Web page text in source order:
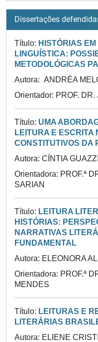
Dissertações
Título: HISTÓRIAS
LINGUÍSTICA:
METODOLÓGICAS
Autora: ANDRÉA
Orientador: PROF.
Título: UMA
LEITURA E ESCRITA
CONSTITUTIVOS DA
Autora: CÍNTIA
Orientadora: PROF.ª
SARIAN
Título: LEITURA
HISTÓRIAS:
NARRATIVAS
FUNDAMENTAL
Autora: ELEONORA
Orientadora: PROF.ª
MENDES
Título: LEITURAS E
LITERÁRIAS
Autora: ELIENE